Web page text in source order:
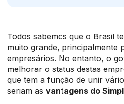
Todos sabemos que o Brasil
muito grande, principalmente
empresários. No entanto, o
melhorar o status destas
que tem a função de unir
seriam as vantagens do